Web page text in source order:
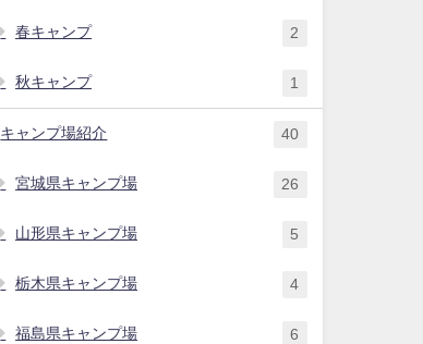
春キャンプ 2
秋キャンプ 1
キャンプ場紹介 40
宮城県キャンプ場 26
山形県キャンプ場 5
栃木県キャンプ場 4
福島県キャンプ場 6